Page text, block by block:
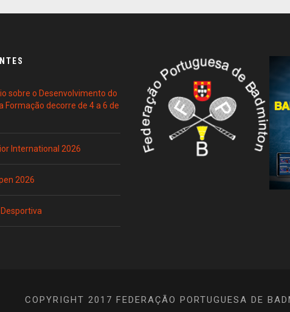
sobre o Desenvolvimento do
Formação decorre de 4 a 6 de
International 2026
2026
COPYRIGHT 2017 FEDERAÇÃO PORTUGUESA DE